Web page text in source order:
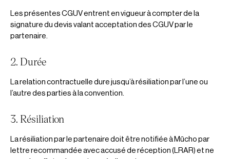
Les présentes CGUV entrent en vigueur à compter de la
signature du devis valant acceptation des CGUV par le
partenaire.
2. Durée
La relation contractuelle dure jusqu’à résiliation par l’une ou
l’autre des parties à la convention.
3. Résiliation
La résiliation par le partenaire doit être notifiée à Mūcho par
lettre recommandée avec accusé de réception (LRAR) et ne